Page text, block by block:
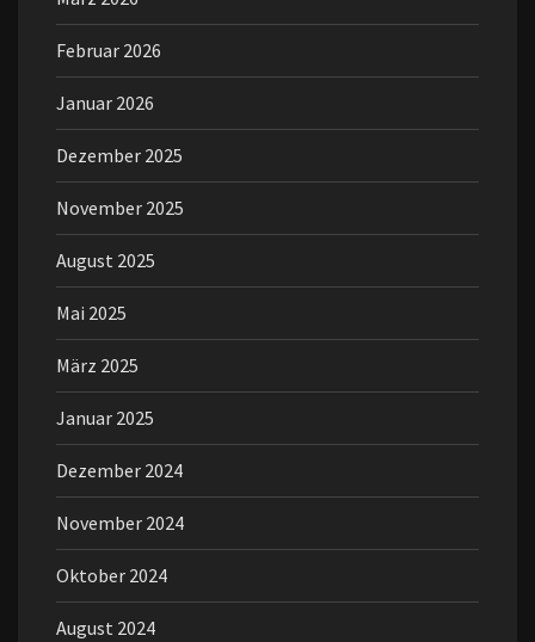
Februar 2026
Januar 2026
Dezember 2025
November 2025
August 2025
Mai 2025
März 2025
Januar 2025
Dezember 2024
November 2024
Oktober 2024
August 2024